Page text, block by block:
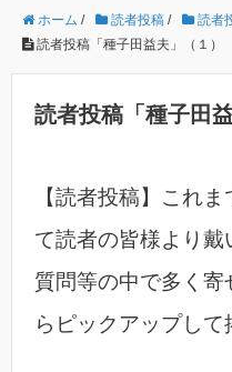
ホーム / 読者投稿 / 読者
読者投稿「種子田益夫」（１）
読者投稿「種子田
【読者投稿】これ
て読者の皆様より
質問等の中で多く
らピックアップして